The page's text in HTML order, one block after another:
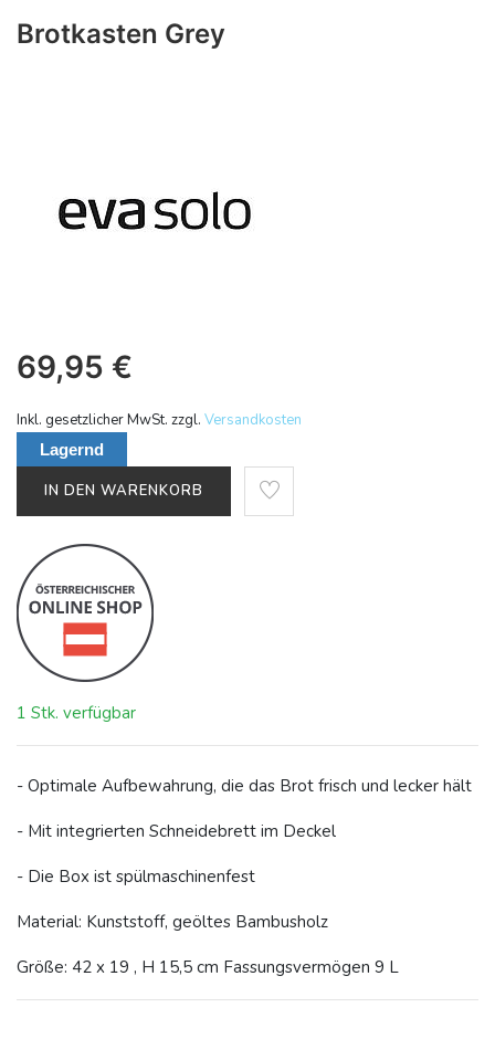
Brotkasten Grey
69,95 €
Inkl. gesetzlicher MwSt. zzgl. Versandkosten
Lagernd
IN DEN WARENKORB
1 Stk. verfügbar
- Optimale Aufbewahrung, die das Brot frisch und lecker hält
- Mit integrierten Schneidebrett im Deckel
- Die Box ist spülmaschinenfest
Material: Kunststoff, geöltes Bambusholz
Größe: 42 x 19 , H 15,5 cm Fassungsvermögen 9 L